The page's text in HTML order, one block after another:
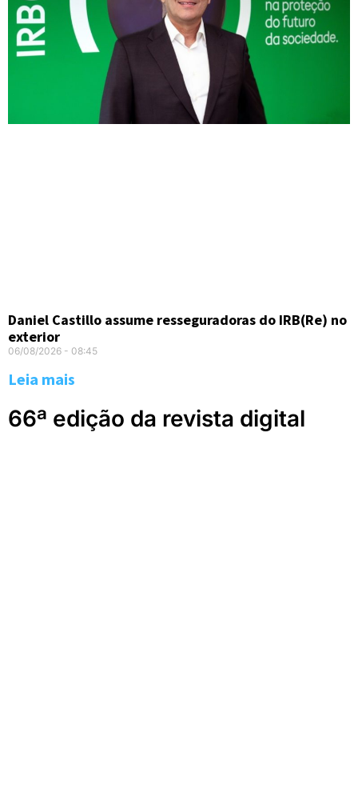
Daniel Castillo assume resseguradoras do IRB(Re) no
exterior
06/08/2026 08:45
Leia mais
66ª edição da revista digital